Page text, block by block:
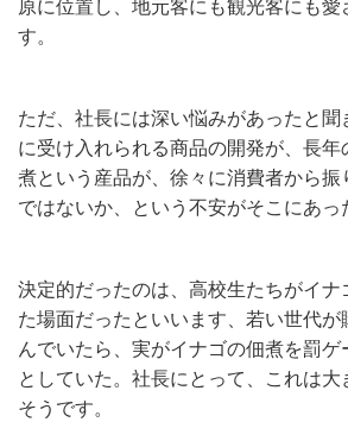
原に位置し、地元客にも観光客にも愛
す。
ただ、社長には深い悩みがあったと
に受け入れられる商品の開発が、長年
煮という産品が、徐々に消費者から振
ではないか、という不安がそこにあっ
決定的だったのは、高校生たちがイナ
た場面だったといいます、若い世代
んでいたら、実がイナゴの佃煮を罰ゲ
としていた。社長にとって、これは大
そうです。